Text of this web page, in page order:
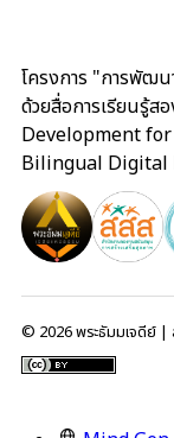
โครงการ "การพัฒ
ด้วยสื่อการเรียนรู้
Development
Bilingual Digital
© 2026 พระธัมมเจดีย์ |